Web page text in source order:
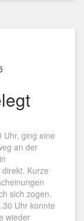
Uhr, ging eine
an der
Kurze
sich zogen.
Uhr konnte
wieder